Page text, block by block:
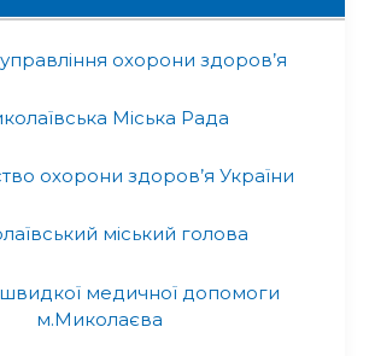
охорони здоров’я
Міська Рада
охорони здоров’я України
міський голова
медичної допомоги
м.Миколаєва